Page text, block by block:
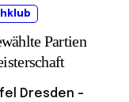
Partien
Dresden –